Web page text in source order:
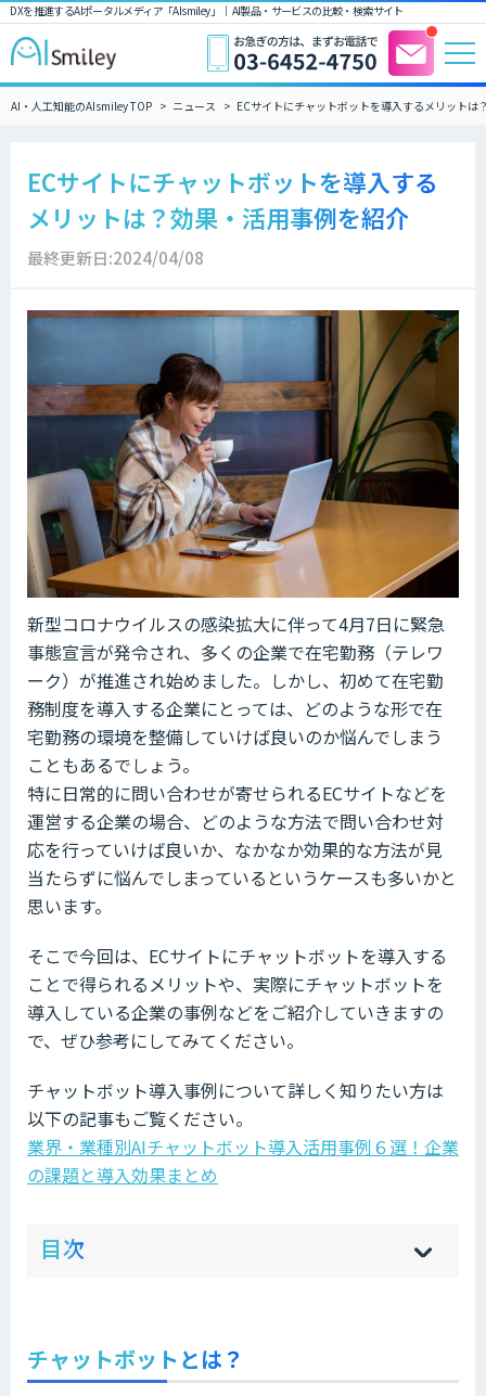
DXを推進するAIポータルメディア「AIsmiley」｜ AI製品・サービスの比較・検索サイト
AI・人工知能のAIsmiley TOP ニュース ECサイトにチャットボットを導入するメリットは
ECサイトにチャットボットを導入する
メリットは？効果・活用事例を紹介
最終更新日:2024/04/08
新型コロナウイルスの感染拡大に伴って4月7日に緊急
事態宣言が発令され、多くの企業で在宅勤務（テレワ
ーク）が推進され始めました。しかし、初めて在宅勤
務制度を導入する企業にとっては、どのような形で在
宅勤務の環境を整備していけば良いのか悩んでしまう
こともあるでしょう。
特に日常的に問い合わせが寄せられるECサイトなどを
運営する企業の場合、どのような方法で問い合わせ対
応を行っていけば良いか、なかなか効果的な方法が見
当たらずに悩んでしまっているというケースも多いかと
思います。
そこで今回は、ECサイトにチャットボットを導入する
ことで得られるメリットや、実際にチャットボットを
導入している企業の事例などをご紹介していきますの
で、ぜひ参考にしてみてください。
チャットボット導入事例について詳しく知りたい方は
以下の記事もご覧ください。
業界・業種別AIチャットボット導入活用事例６選！企業
の課題と導入効果まとめ
目次 hi
]
sh
]
チャットボットとは？